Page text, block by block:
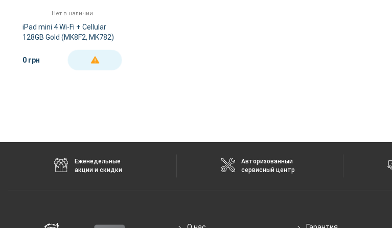
Нет в наличии
iPad mini 4 Wi-Fi + Cellular
128GB Gold (MK8F2, MK782)
0 грн ДЕТАЛЬНЕЕ
Еженедельные
акции и скидки
Авторизованный
сервисный центр